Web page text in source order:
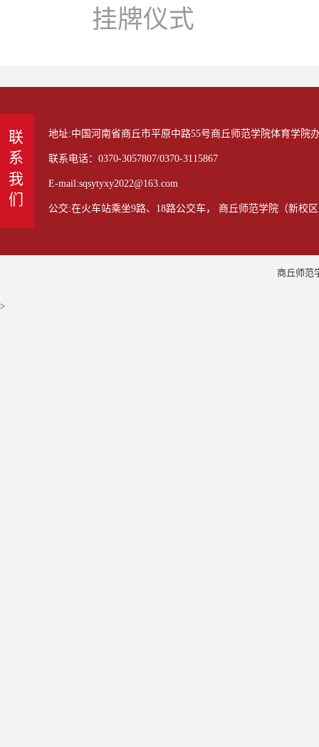
挂牌仪式
联系我们 地址:中国河南省商丘市平原中路55号商丘师范学院体育学院
联系电话：0370-3057807/0370-3115867
E-mail:sqsytyxy2022@163.com
公交:在火车站乘坐9路、18路公交车， 商丘师范学院（新校
商丘师范
>